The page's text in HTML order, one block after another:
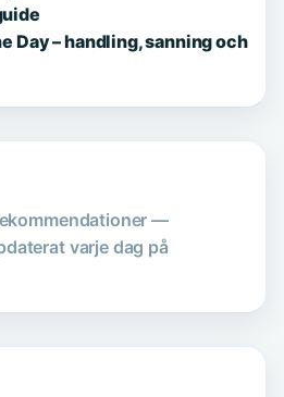
Day – handling, sanning och
—
varje dag på